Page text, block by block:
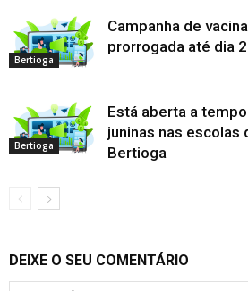
Bertioga
Campanha de
prorrogada até dia
Bertioga
Está aberta a
juninas nas escolas
Bertioga
DEIXE O SEU COMENTÁRIO